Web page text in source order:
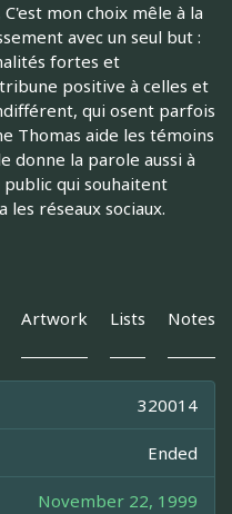
mon choix mêle à la
avec un seul but :
fortes et
positive à celles et
qui osent parfois
Thomas aide les témoins
donne la parole aussi à
qui souhaitent
réseaux sociaux.
Artwork Lists Notes
320014
Ended
November 22, 1999